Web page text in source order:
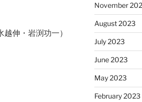
越伸・岩渕功一）
November
August 2023
July 2023
June 2023
May 2023
February 2023